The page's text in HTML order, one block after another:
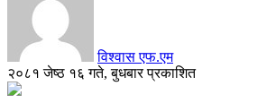
विश्वास एफ.एम
२०८१ जेष्ठ १६ गते, बुधबार प्रकाशित